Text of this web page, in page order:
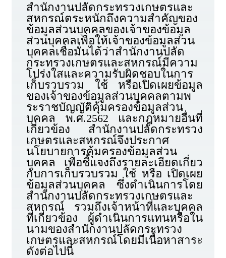
สำนักงานปลัดกระทรวงเกษตรและ
สหกรณ์ตระหนักถึงความสำคัญของ
ข้อมูลส่วนบุคคลของเจ้าของข้อมูล
ส่วนบุคคลเพื่อให้เจ้าของข้อมูลส่วน
บุคคลเชื่อมั่นได้ว่าสำนักงานปลัด
กระทรวงเกษตรและสหกรณ์มีความ
โปร่งใสและความรับผิดชอบในการ
เก็บรวบรวม ใช้ หรือเปิดเผยข้อมูล
ของเจ้าของข้อมูลส่วนบุคคลตามพ
ระราชบัญญัติคุ้มครองข้อมูลส่วน
บุคคล พ.ศ.2562 และกฎหมายอื่นที่
เกี่ยวข้อง สำนักงานปลัดกระทรวง
เกษตรและสหกรณ์จึงประกาศ
นโยบายการคุ้มครองข้อมูลส่วน
บุคคล เพื่อชี้แจงถึงรายละเอียดเกี่ยว
กับการเก็บรวบรวม ใช้ หรือ เปิดเผย
ข้อมูลส่วนบุคคล ซึ่งดำเนินการโดย
สำนักงานปลัดกระทรวงเกษตรและ
สหกรณ์ รวมถึงเจ้าหน้าที่และบุคคล
ที่เกี่ยวข้อง ผู้ดำเนินการแทนหรือใน
นามของสำนักงานปลัดกระทรวง
เกษตรและสหกรณ์โดยมีเนื้อหาสาระ
ดังต่อไปนี้